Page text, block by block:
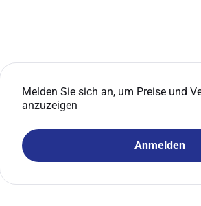
Melden Sie sich an, um Preise und
anzuzeigen
Anmelden